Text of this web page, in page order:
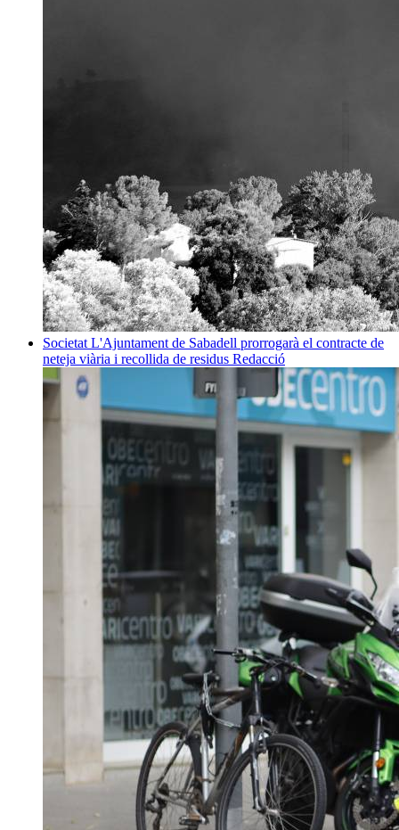
Societat L'Ajuntament de Sabadell prorrogarà el contracte de
neteja viària i recollida de residus Redacció